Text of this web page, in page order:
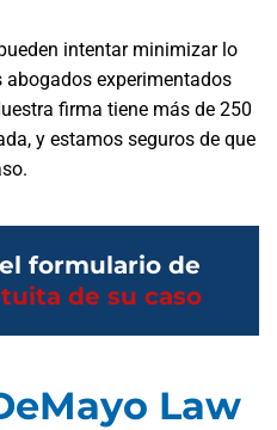
intentar minimizar lo
abogados experimentados
firma tiene más de 250
y estamos seguros de que
formulario de
de su caso
Law